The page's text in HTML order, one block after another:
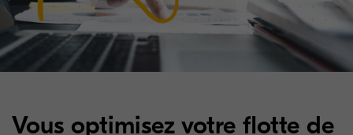
Vous optimisez votre flotte de